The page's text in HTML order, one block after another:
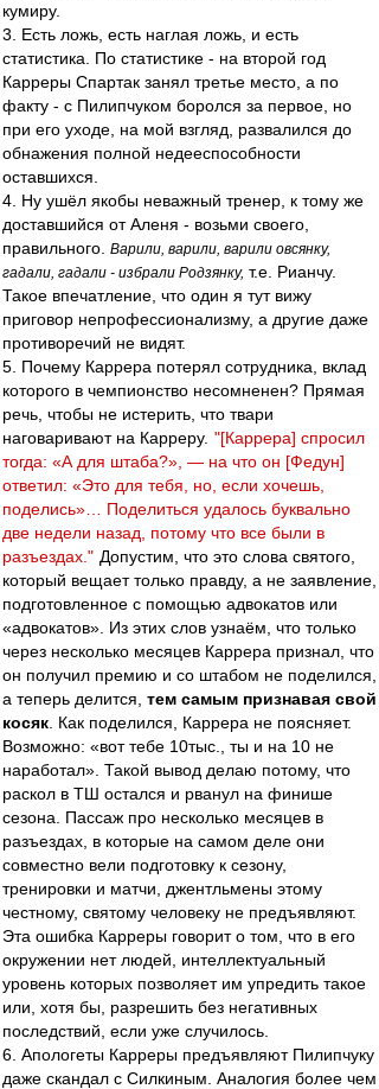
кумиру.
3. Есть ложь, есть наглая ложь, и есть
статистика. По статистике - на второй год
Карреры Спартак занял третье место, а по
факту - с Пилипчуком боролся за первое, но
при его уходе, на мой взгляд, развалился до
обнажения полной недееспособности
оставшихся.
4. Ну ушёл якобы неважный тренер, к тому же
доставшийся от Аленя - возьми своего,
правильного. Варили, варили, варили овсянку,
гадали, гадали - избрали Родзянку, т.е. Рианчу.
Такое впечатление, что один я тут вижу
приговор непрофессионализму, а другие даже
противоречий не видят.
5. Почему Каррера потерял сотрудника, вклад
которого в чемпионство несомненен? Прямая
речь, чтобы не истерить, что твари
наговаривают на Карреру. "[Каррера] спросил
тогда: «А для штаба?», — на что он [Федун]
ответил: «Это для тебя, но, если хочешь,
поделись»… Поделиться удалось буквально
две недели назад, потому что все были в
разъездах." Допустим, что это слова святого,
который вещает только правду, а не заявление,
подготовленное с помощью адвокатов или
«адвокатов». Из этих слов узнаём, что только
через несколько месяцев Каррера признал, что
он получил премию и со штабом не поделился,
а теперь делится, тем самым признавая свой
косяк . Как поделился, Каррера не поясняет.
Возможно: «вот тебе 10тыс., ты и на 10 не
наработал». Такой вывод делаю потому, что
раскол в ТШ остался и рванул на финише
сезона. Пассаж про несколько месяцев в
разъездах, в которые на самом деле они
совместно вели подготовку к сезону,
тренировки и матчи, джентльмены этому
честному, святому человеку не предъявляют.
Эта ошибка Карреры говорит о том, что в его
окружении нет людей, интеллектуальный
уровень которых позволяет им упредить такое
или, хотя бы, разрешить без негативных
последствий, если уже случилось.
6. Апологеты Карреры предъявляют Пилипчуку
даже скандал с Силкиным. Аналогия более чем